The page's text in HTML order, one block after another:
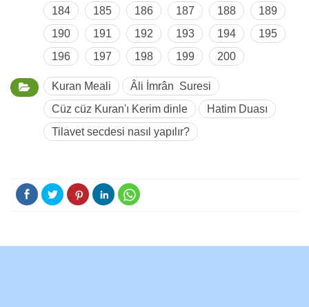
184
185 186 187 188
189
190
191 192 193 194
195
196
197 198 199 200
Kuran Meali
Âli İmrân Suresi
Cüz cüz Kuran'ı Kerim dinle
Hatim Duası
Tilavet secdesi nasıl yapılır?